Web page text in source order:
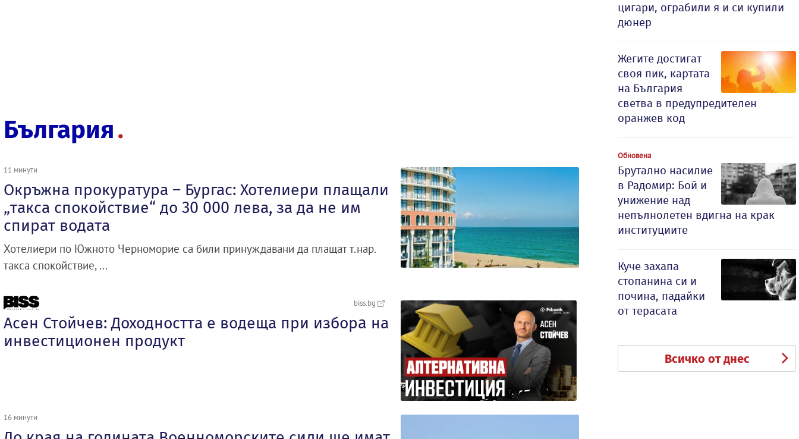
България
11 минути
Окръжна прокуратура – Бургас: Хотелиери плащали
„такса спокойствие“ до 30 000 лева, за да не им
спират водата
Хотелиери по Южното Черноморие са били принуждавани да плащат т.нар.
такса спокойствие, ...
biss.bg
Асен Стойчев: Доходността е водеща при изборa на
инвестиционен продукт
16 минути
цигари, ограбили я и си купили
дюнер
Жегите достигат
своя пик, картата
на България
светва в предупредителен
оранжев код
Обновена
Брутално насилие
в Радомир: Бой и
унижение над
непълнолетен вдигна на крак
институциите
Куче захапа
стопанина си и
почина, падайки
от терасата
Всичко от днес